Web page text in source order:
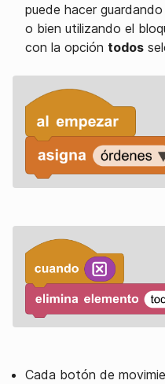
puede hacer
o bien utilizando el
con la opción todos
Cada botón de